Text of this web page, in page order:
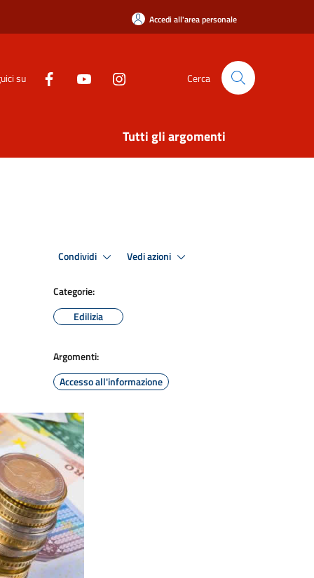
Accedi all'area personale
su Cerca
Tutti gli argomenti
Condividi Vedi azioni
Categorie:
Edilizia
Argomenti:
Accesso all'informazione